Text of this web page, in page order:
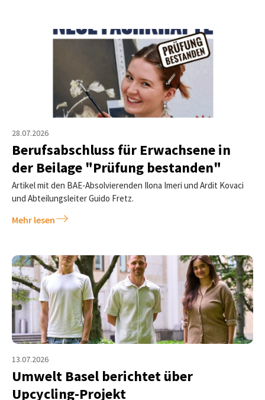
28.07.2026
Berufsabschluss für Erwachsene in
der Beilage "Prüfung bestanden"
Artikel mit den BAE-Absolvierenden Ilona Imeri und Ardit Kovaci
und Abteilungsleiter Guido Fretz.
Mehr lesen
13.07.2026
Umwelt Basel berichtet über
Upcycling-Projekt